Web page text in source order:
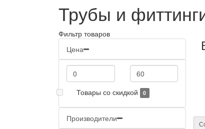
Трубы и
Фильтр товаров
Цена
Товары со скидкой 0
Производители